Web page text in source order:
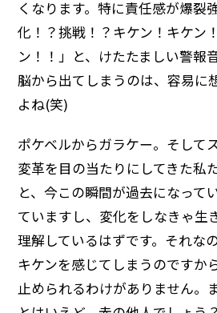
くなります。特に責任感が爆裂
化！？挑戦！？キケン！キケン
ン！！」と、けたたましい警報
脳から出てしまうのは、容易に
よね(笑)
ポケベルからガラケー。そして
変革を目の当たりにしてきた私
と、今この瞬間が過去になって
ていますし、変化をしなきゃ生
理解しているはずです。それな
キケンを感じてしまうのですか
止められるわけがありません。